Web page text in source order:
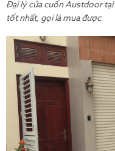
Đại lý cửa cuốn Austdoor
tốt nhất, gọi là mua được